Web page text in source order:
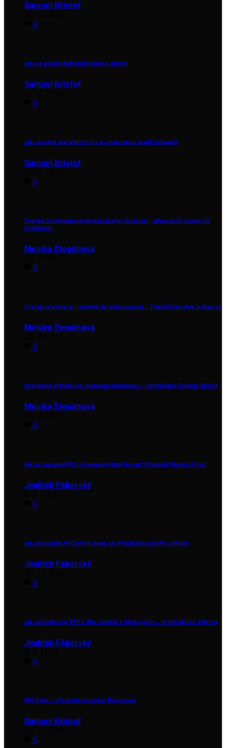
Samuel Kristof
0
Jak na prodej B2B služeb pro e-shopy
Samuel Kristof
0
Jak rozvíjet marketing pro e-shop mimo tradiční kanály
Samuel Kristof
0
Tvorba sortimentu elektronického obchodu – případová studie od
GymBeam
Monika Štepánová
0
Trendy a inovace – pohled do budoucnosti – Tomáš Havryluk z Alza.cz
Monika Štepánová
0
Vyprávění příběhů vs. budování businessu – přednáška Dušana Murča
Monika Štepánová
0
Jak se spravují PPC v kampaně Mall Group? Přednáší Martin Zítek
Jindřich Fáborský
0
Jak se buduje PPC tým v Zoot.cz? Přednáška na PPC Offline
Jindřich Fáborský
0
Jak vyhodnocuji PPC v 80+ zemích a 30 jazycích – přednáší Jan Zdarsa
Jindřich Fáborský
0
PPC faily – přednáší Veronika Brindzová
Samuel Kristof
0